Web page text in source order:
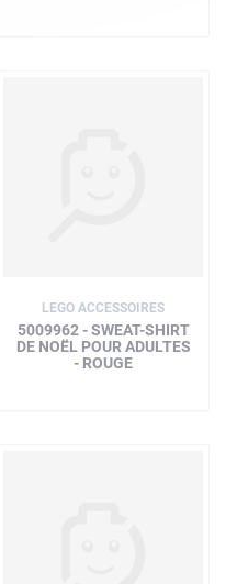
LEGO ACCESSOIRES
5009962 - SWEAT-SHIRT
DE NOËL POUR ADULTES
- ROUGE